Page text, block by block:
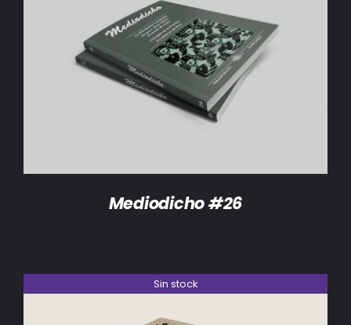
DETALLES
Mediodicho #26
Sin stock